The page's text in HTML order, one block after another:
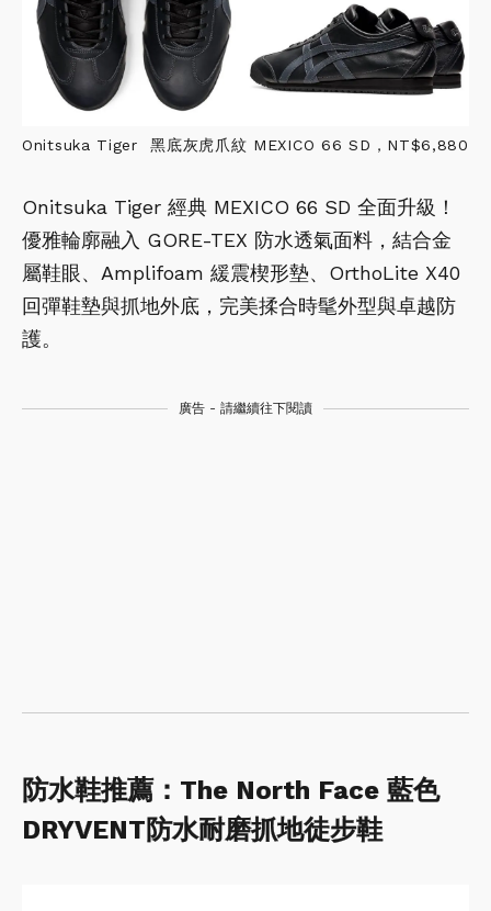
Onitsuka Tiger 黑底灰虎爪紋 MEXICO 66 SD，NT$6,880
Onitsuka Tiger 經典 MEXICO 66 SD 全面升級！
優雅輪廓融入 GORE-TEX 防水透氣面料，結合金
屬鞋眼、Amplifoam 緩震楔形墊、OrthoLite X40
回彈鞋墊與抓地外底，完美揉合時髦外型與卓越防
護。
廣告 - 請繼續往下閱讀
防水鞋推薦：The North Face 藍色
DRYVENT防水耐磨抓地徒步鞋